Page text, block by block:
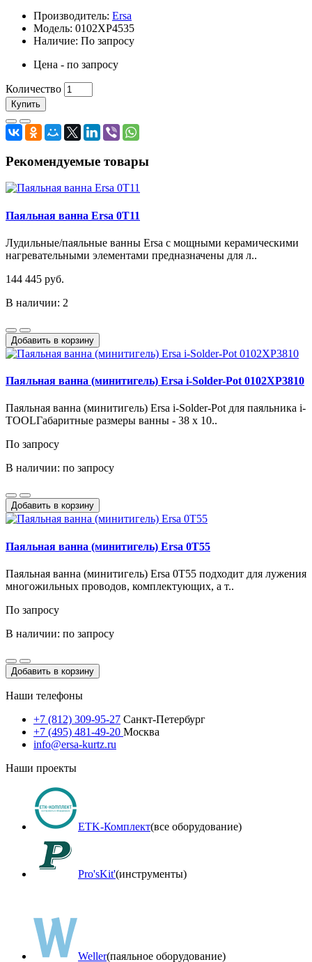
Производитель: Ersa
Модель: 0102XP4535
Наличие: По запросу
Цена - по запросу
Количество
Купить
Рекомендуемые товары
Паяльная ванна Ersa 0T11
Лудильные/паяльные ванны Ersa с мощными керамическими
нагревательными элементами предназначены для л..
144 445 руб.
В наличии: 2
Добавить в корзину
Паяльная ванна (минитигель) Ersa i-Solder-Pot 0102XP3810
Паяльная ванна (минитигель) Ersa i-Solder-Pot для паяльника i-
TOOLГабаритные размеры ванны - 38 x 10..
По запросу
В наличии: по запросу
Добавить в корзину
Паяльная ванна (минитигель) Ersa 0T55
Паяльная ванна (минитигель) Ersa 0T55 подходит для лужения
многожильных проводов, комплектующих, а т..
По запросу
В наличии: по запросу
Добавить в корзину
Наши телефоны
+7 (812) 309-95-27 Санкт-Петербург
+7 (495) 481-49-20 Москва
info@ersa-kurtz.ru
Наши проекты
ETK-Комплект(все оборудование)
Pro'sKit'(инструменты)
Weller(паяльное оборудование)